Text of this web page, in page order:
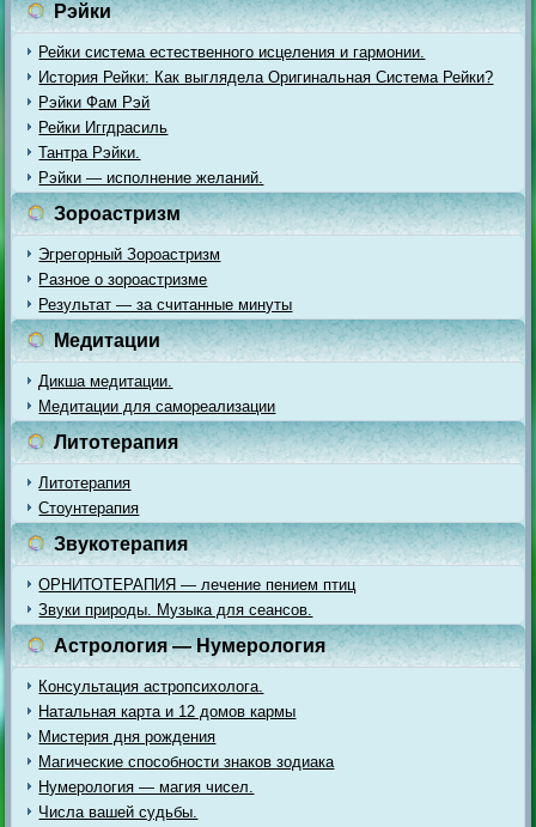
Рэйки
Рейки система естественного исцеления и гармонии.
История Рейки: Как выглядела Оригинальная Система Рейки?
Рэйки Фам Рэй
Рейки Иггдрасиль
Тантра Рэйки.
Рэйки — исполнение желаний.
Зороастризм
Эгрегорный Зороастризм
Разное о зороастризме
Результат — за считанные минуты
Медитации
Дикша медитации.
Медитации для самореализации
Литотерапия
Литотерапия
Стоунтерапия
Звукотерапия
ОРНИТОТЕРАПИЯ — лечение пением птиц
Звуки природы. Музыка для сеансов.
Астрология — Нумерология
Консультация астропсихолога.
Натальная карта и 12 домов кармы
Мистерия дня рождения
Магические способности знаков зодиака
Нумерология — магия чисел.
Числа вашей судьбы.